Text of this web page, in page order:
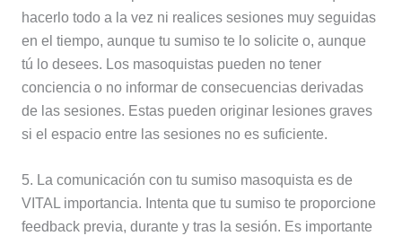
hacerlo todo a la vez ni realices sesiones muy seguidas
en el tiempo, aunque tu sumiso te lo solicite o, aunque
tú lo desees. Los masoquistas pueden no tener
conciencia o no informar de consecuencias derivadas
de las sesiones. Estas pueden originar lesiones graves
si el espacio entre las sesiones no es suficiente.
5. La comunicación con tu sumiso masoquista es de
VITAL importancia. Intenta que tu sumiso te proporcione
feedback previa, durante y tras la sesión. Es importante